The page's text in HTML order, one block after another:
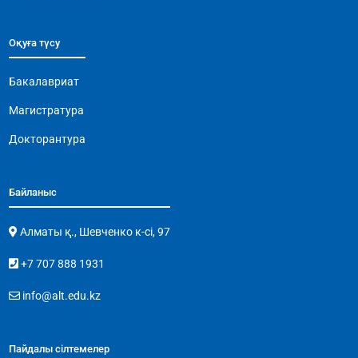
Оқуға түсу
Бакалавриат
Магистратура
Докторантура
Байланыс
Алматы қ., Шевченко к-сі, 97
+7 707 888 1931
info@alt.edu.kz
Пайдалы сілтемелер